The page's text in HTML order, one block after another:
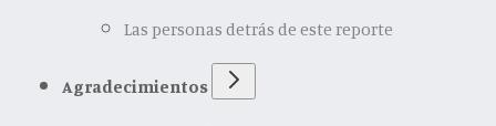
Las personas detrás de este reporte
Agradecimientos